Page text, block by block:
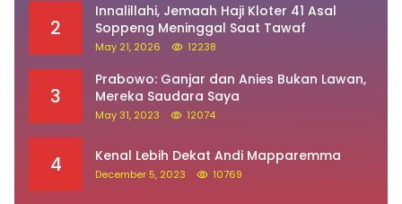
2
Innalillahi, Jemaah Haji Kloter 41 Asal
Soppeng Meninggal Saat Tawaf
May 21, 2026 12238
3
Prabowo: Ganjar dan Anies Bukan Lawan,
Mereka Saudara Saya
May 31, 2023 12074
4 Kenal Lebih Dekat Andi Mapparemma
December 5, 2023 10769